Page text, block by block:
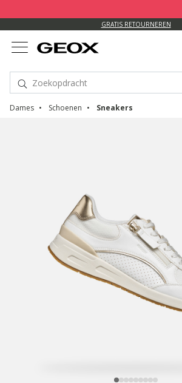
GRATIS RETOURNEREN
Dames Schoenen Sneakers